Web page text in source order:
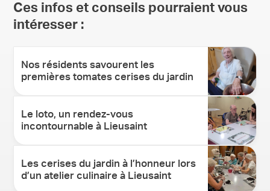
Ces infos et conseils pourraient vous
intéresser :
Nos résidents savourent les
premières tomates cerises du jardin
Le loto, un rendez-vous
incontournable à Lieusaint
Les cerises du jardin à l’honneur lors
d’un atelier culinaire à Lieusaint